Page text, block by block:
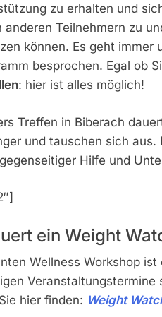
zu erhalten und
anderen Teilnehmern zu
können. Es geht
besprochen. Egal ob
: hier ist alles möglich!
Treffen in Biberach
und tauschen sich
Hilfe und
ein Weight
Wellness Workshop
hier finden: Weight